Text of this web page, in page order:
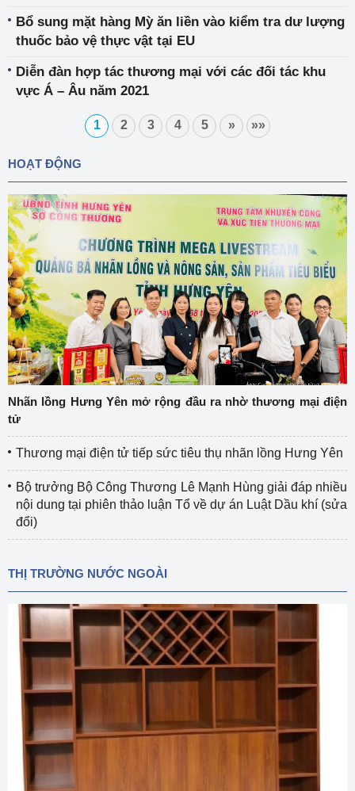
Bổ sung mặt hàng Mỳ ăn liền vào kiểm tra dư lượng
thuốc bảo vệ thực vật tại EU
Diễn đàn hợp tác thương mại với các đối tác khu
vực Á – Âu năm 2021
1 2 3 4 5 » »»
HOẠT ĐỘNG
Nhãn lồng Hưng Yên mở rộng đầu ra nhờ thương mại điện
tử
Thương mại điện tử tiếp sức tiêu thụ nhãn lồng Hưng Yên
Bộ trưởng Bộ Công Thương Lê Mạnh Hùng giải đáp nhiều
nội dung tại phiên thảo luận Tổ về dự án Luật Dầu khí (sửa
đổi)
THỊ TRƯỜNG NƯỚC NGOÀI